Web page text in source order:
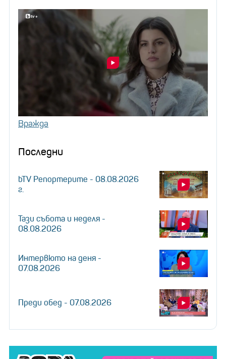
Вражда
Последни
bTV Репортерите - 08.08.2026
г.
Тази събота и неделя -
08.08.2026
Интервюто на деня -
07.08.2026
Преди обед - 07.08.2026